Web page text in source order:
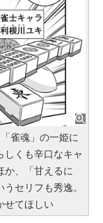
雀魂」の一姫に
しくも辛口なキャ
か、「甘えるに
セリフも秀逸。
せてほしい